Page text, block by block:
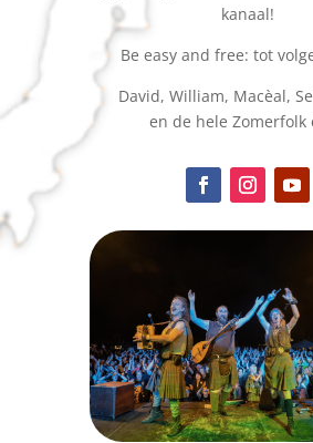
kanaal!
Be easy and free: tot
David, William, Macèal,
en de hele Zomerfolk